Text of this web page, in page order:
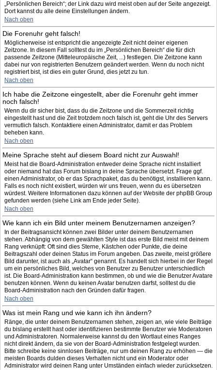
„Persönlichen Bereich“; der Link dazu wird meist oben auf der Seite angezeigt.
Dort kannst du alle deine Einstellungen ändern.
Nach oben
Die Forenuhr geht falsch!
Möglicherweise ist entspricht die angezeigte Zeit nicht deiner eigenen
Zeitzone. In diesem Fall solltest du im „Persönlichen Bereich“ die für dich
passende Zeitzone (Mitteleuropäische Zeit, ...) festlegen. Die Zeitzone kann
dabei nur von registrierten Benutzern geändert werden. Wenn du noch nicht
registriert bist, ist dies ein guter Grund, dies jetzt zu tun.
Nach oben
Ich habe die Zeitzone eingestellt, aber die Forenuhr geht immer
noch falsch!
Wenn du dir sicher bist, dass du die Zeitzone und die Sommerzeit richtig
eingestellt hast und die Zeit trotzdem noch falsch ist, geht die Uhr des Servers
vermutlich falsch. Kontaktiere einen Administrator, damit er das Problem
beheben kann.
Nach oben
Meine Sprache steht auf diesem Board nicht zur Auswahl!
Meist hat die Board-Administration entweder deine Sprache nicht installiert
oder niemand hat das Forum bislang in deine Sprache übersetzt. Frage ggf.
einen Administrator, ob er das Sprachpaket, das du benötigst, installieren kann.
Falls es noch nicht existiert, würden wir uns freuen, wenn du es übersetzen
würdest. Weitere Informationen dazu können auf der Website der phpBB Group
gefunden werden (siehe Link am Ende jeder Seite).
Nach oben
Wie kann ich ein Bild unter meinem Benutzernamen anzeigen?
In der Beitragsansicht können zwei Bilder unter deinem Benutzernamen
stehen. Abhängig von dem gewählten Style ist das erste Bild meist mit deinem
Rang verknüpft: Oft sind dies Sterne, Kästchen oder Punkte, die deine
Beitragszahl oder deinen Status im Forum angeben. Das zweite, meist größere
Bild darunter, ist auch als „Avatar“ genannt. Es handelt sich hierbei in der Regel
um ein persönliches Bild, welches von Benutzer zu Benutzer unterschiedlich
ist. Die Board-Administration kann bestimmen, ob und wie die Benutzer Avatare
benutzen können. Wenn du keinen Avatar benutzen darfst, solltest du die
Board-Administration nach den Gründen dafür fragen.
Nach oben
Was ist mein Rang und wie kann ich ihn ändern?
Ränge, die unter deinem Benutzernamen stehen, zeigen an, wie viele Beiträge
du bislang erstellt hast oder identifizieren bestimmte Benutzer wie Moderatoren
und Administratoren. Normalerweise kannst du den Wortlaut eines Ranges
nicht direkt ändern, da sie von der Board-Administration festgelegt wurden.
Bitte schreibe keine sinnlosen Beiträge, nur um deinen Rang zu erhöhen — die
meisten Boards dulden dieses Verhalten nicht und ein Moderator oder
Administrator wird deinen Rang unter Umständen einfach wieder zurücksetzen.